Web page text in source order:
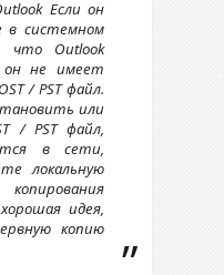
Если он
в системном
что Outlook
он не имеет
OST / PSTфайл.
или
/ PSTфайл,
в сети,
локальную
идея,
копию